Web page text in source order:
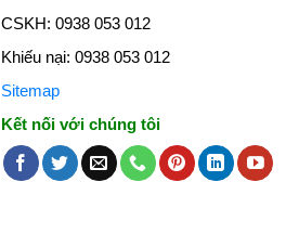
CSKH: 0938 053 012
Khiếu nại: 0938 053 012
Sitemap
Kết nối với chúng tôi